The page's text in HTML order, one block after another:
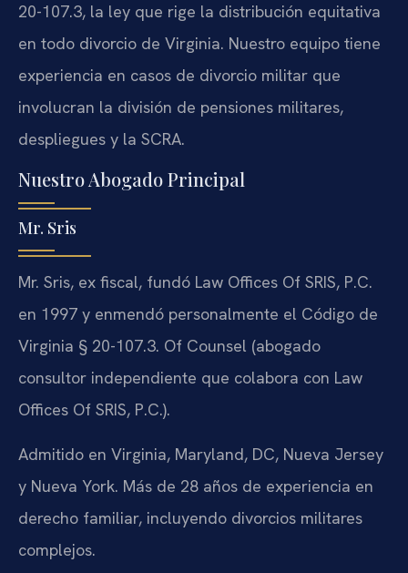
20-107.3, la ley que rige la distribución equitativa
en todo divorcio de Virginia. Nuestro equipo tiene
experiencia en casos de divorcio militar que
involucran la división de pensiones militares,
despliegues y la SCRA.
Nuestro Abogado Principal
Mr. Sris
Mr. Sris, ex fiscal, fundó Law Offices Of SRIS, P.C.
en 1997 y enmendó personalmente el Código de
Virginia § 20-107.3. Of Counsel (abogado
consultor independiente que colabora con Law
Offices Of SRIS, P.C.).
Admitido en Virginia, Maryland, DC, Nueva Jersey
y Nueva York. Más de 28 años de experiencia en
derecho familiar, incluyendo divorcios militares
complejos.